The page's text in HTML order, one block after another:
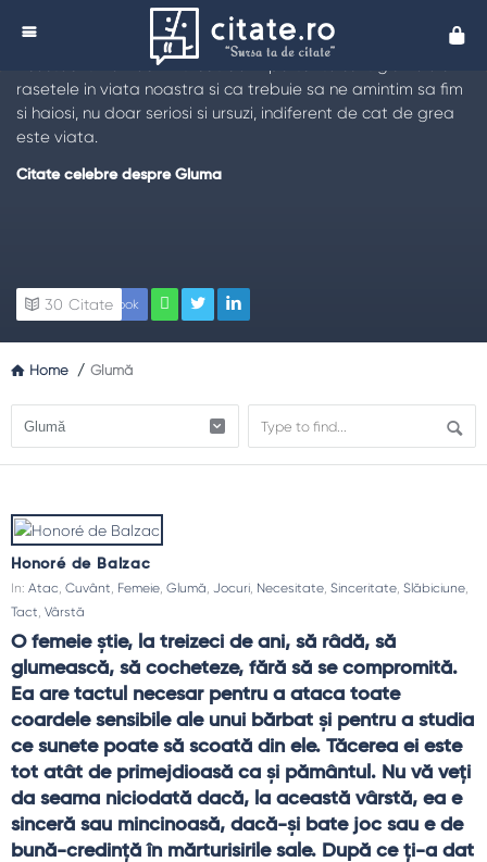
Citate despre Glumă
Citeste cele mai frumoasecitate cu privire la gluma
Acestea iti vor reaminti cat de importante sunt glumele si
rasetele in viata noastra si ca trebuie sa ne amintim sa fim
si haiosi, nu doar seriosi si ursuzi, indiferent de cat de grea
este viata.
Citate celebre despre Gluma
Facebook
30 Citate
Home / Glumă
Honoré de Balzac
In: Atac Cuvânt Femeie Glumă Jocuri Necesitate Sinceritate Slăbiciune
Tact Vârstă
O femeie ştie, la treizeci de ani, să râdă, să
glumească, să cocheteze, fără să se compromită.
Ea are tactul necesar pentru a ataca toate
coardele sensibile ale unui bărbat şi pentru a studia
ce sunete poate să scoată din ele. Tăcerea ei este
tot atât de primejdioasă ca şi pământul. Nu vă veţi
da seama niciodată dacă, la această vârstă, ea e
sinceră sau mincinoasă, dacă-şi bate joc sau e de
bună-credinţă în mărturisirile sale. După ce ţi-a dat